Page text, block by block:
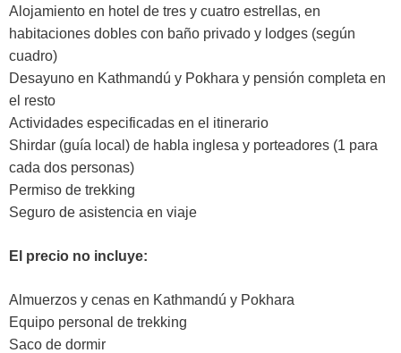
Alojamiento en hotel de tres y cuatro estrellas, en
habitaciones dobles con baño privado y lodges (según
cuadro)
Desayuno en Kathmandú y Pokhara y pensión completa en
el resto
Actividades especificadas en el itinerario
Shirdar (guía local) de habla inglesa y porteadores (1 para
cada dos personas)
Permiso de trekking
Seguro de asistencia en viaje
El precio no incluye:
Almuerzos y cenas en Kathmandú y Pokhara
Equipo personal de trekking
Saco de dormir